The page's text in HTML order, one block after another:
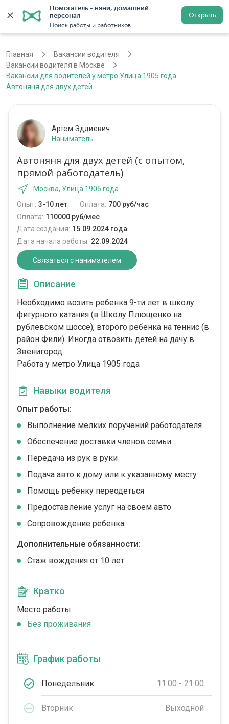
Помогатель - няни, домашний
персонал
Поиск работы и работников
Открыть
Регистрация
Главная
Вакансии водителя
Вакансии водителя в Москве
Вакансии для водителей у метро Улица 1905 года
Автоняня для двух детей
Артем Эддиевич
Наниматель
Автоняня для двух детей (с опытом,
прямой работодатель)
Москва, Улица 1905 года
Опыт: 3-10 лет Оплата: 700 руб/час
Оплата: 110000 руб/мес
Дата создания: 15.09.2024 года
Дата начала работы: 22.09.2024
Связаться с нанимателем
Описание
Необходимо возить ребенка 9-ти лет в школу
фигурного катания (в Школу Плющенко на
рублевском шоссе), второго ребенка на теннис (в
район Фили). Иногда отвозить детей на дачу в
Звенигород.
Работа у метро Улица 1905 года
Навыки водителя
Опыт работы:
Выполнение мелких поручений работодателя
Обеспечение доставки членов семьи
Передача из рук в руки
Подача авто к дому или к указанному месту
Помощь ребенку переодеться
Предоставление услуг на своем авто
Сопровождение ребенка
Дополнительные обязанности:
Стаж вождения от 10 лет
Кратко
Место работы:
Без проживания
График работы
Понедельник 11:00 - 21:00
Вторник Выходной